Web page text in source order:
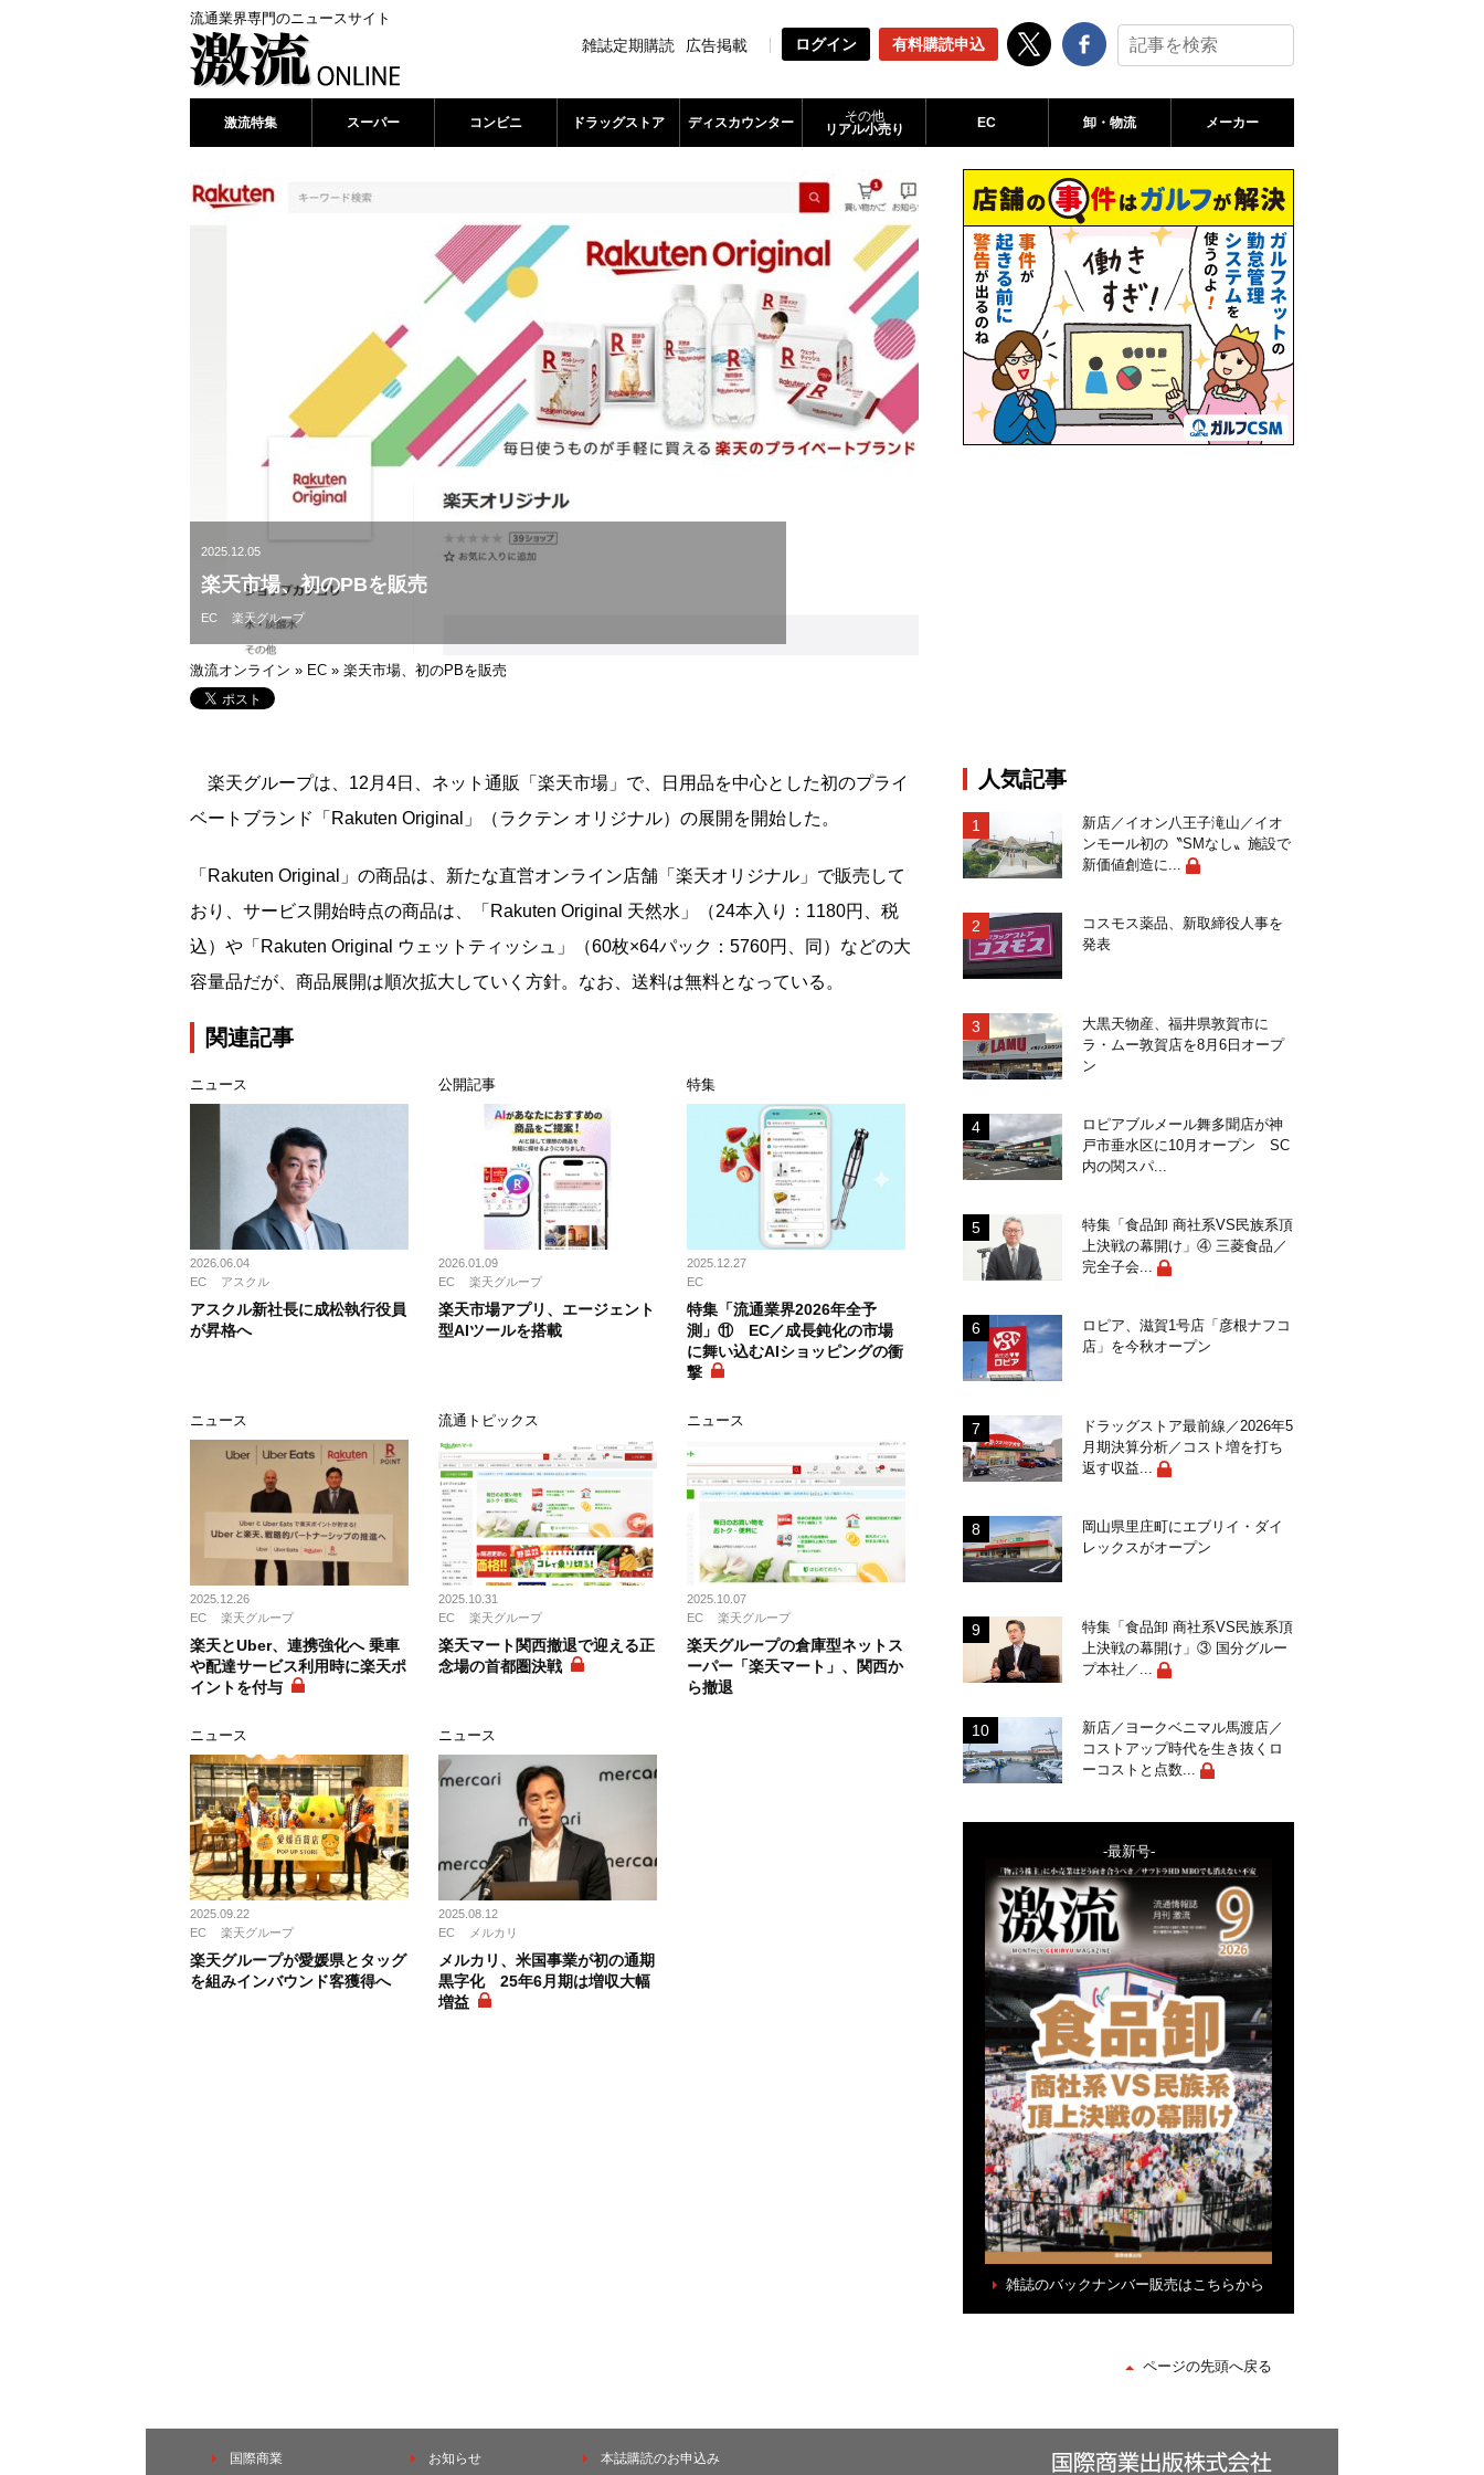
流通業界専門のニュースサイト
雑誌定期購読 広告掲載 ログイン 有料購読申込
激流特集 スーパー コンビニ ドラッグストア ディスカウンター
その他
リアル小売り
EC 卸・物流 メーカー
2025.12.05
楽天市場、初のPBを販売
EC 楽天グループ
激流オンライン » EC » 楽天市場、初のPBを販売
楽天グループは、12月4日、ネット通販「楽天市場」で、日用品を中心とした初のプライ
ベートブランド「Rakuten Original」（ラクテン オリジナル）の展開を開始した。
「Rakuten Original」の商品は、新たな直営オンライン店舗「楽天オリジナル」で販売して
おり、サービス開始時点の商品は、「Rakuten Original 天然水」（24本入り：1180円、税
込）や「Rakuten Original ウェットティッシュ」（60枚×64パック：5760円、同）などの大
容量品だが、商品展開は順次拡大していく方針。なお、送料は無料となっている。
関連記事
ニュース
2026.06.04
EC
アスクル
アスクル新社長に成松執行役員
が昇格へ
公開記事
2026.01.09
EC
楽天グループ
楽天市場アプリ、エージェント
型AIツールを搭載
特集
2025.12.27
EC
特集「流通業界2026年全予
測」⑪ EC／成長鈍化の市場
に舞い込むAIショッピングの衝
撃
ニュース
2025.12.26
EC
楽天グループ
楽天とUber、連携強化へ 乗車
や配達サービス利用時に楽天ポ
イントを付与
流通トピックス
2025.10.31
EC
楽天グループ
楽天マート関西撤退で迎える正
念場の首都圏決戦
ニュース
2025.10.07
EC
楽天グループ
楽天グループの倉庫型ネットス
ーパー「楽天マート」、関西か
ら撤退
ニュース
2025.09.22
EC
楽天グループ
楽天グループが愛媛県とタッグ
を組みインバウンド客獲得へ
ニュース
2025.08.12
EC
メルカリ
メルカリ、米国事業が初の通期
黒字化 25年6月期は増収大幅
増益
人気記事
新店／イオン八王子滝山／イオ
ンモール初の〝SMなし〟施設で
新価値創造に...
コスモス薬品、新取締役人事を
発表
大黒天物産、福井県敦賀市に
ラ・ムー敦賀店を8月6日オープ
ン
ロピアブルメール舞多聞店が神
戸市垂水区に10月オープン SC
内の関スパ...
特集「食品卸 商社系VS民族系頂
上決戦の幕開け」④ 三菱食品／
完全子会...
ロピア、滋賀1号店「彦根ナフコ
店」を今秋オープン
ドラッグストア最前線／2026年5
月期決算分析／コスト増を打ち
返す収益...
岡山県里庄町にエブリイ・ダイ
レックスがオープン
特集「食品卸 商社系VS民族系頂
上決戦の幕開け」③ 国分グルー
プ本社／...
新店／ヨークベニマル馬渡店／
コストアップ時代を生き抜くロ
ーコストと点数...
-最新号-
雑誌のバックナンバー販売はこちらから
ページの先頭へ戻る
国際商業 お知らせ 本誌購読のお申込み